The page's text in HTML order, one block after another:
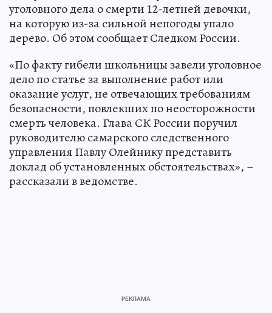
уголовного дела о смерти 12-летней девочки,
на которую из-за сильной непогоды упало
дерево. Об этом сообщает Следком России.
«По факту гибели школьницы завели уголовное
дело по статье за выполнение работ или
оказание услуг, не отвечающих требованиям
безопасности, повлекших по неосторожности
смерть человека. Глава СК России поручил
руководителю самарского следственного
управления Павлу Олейнику представить
доклад об установленных обстоятельствах», –
рассказали в ведомстве.